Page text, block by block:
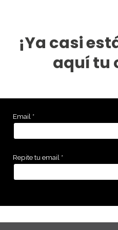
¡Ya casi
aquí tu
Email *
Repite tu email *